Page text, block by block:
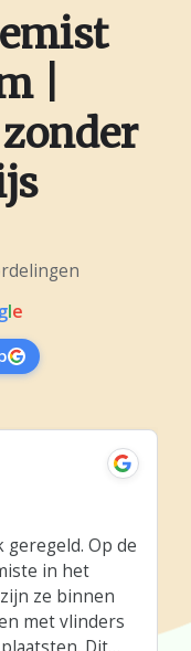
|
gle
Op de
in het
ze binnen
met vlinders